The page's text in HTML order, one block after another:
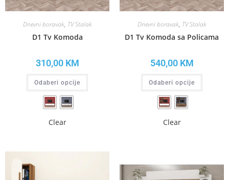
Dnevni boravak, TV Stalak
D1 Tv Komoda
310,00 KM
Odaberi opcije
Clear
Dnevni boravak, TV Stalak
D1 Tv Komoda sa Policama
540,00 KM
Odaberi opcije
Clear